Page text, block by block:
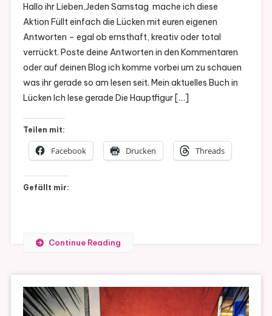
Die
Buchlücken
Samstags-
Lücke
Hallo ihr Lieben,Jeden Samstag mache ich diese
Aktion Füllt einfach die Lücken mit euren eigenen
Antworten – egal ob ernsthaft, kreativ oder total
verrückt. Poste deine Antworten in den Kommentaren
oder auf deinen Blog ich komme vorbei um zu schauen
was ihr gerade so am lesen seit. Mein aktuelles Buch in
Lücken Ich lese gerade Die Hauptfigur […]
Teilen mit:
Facebook Drucken Threads
Gefällt mir:
Continue Reading